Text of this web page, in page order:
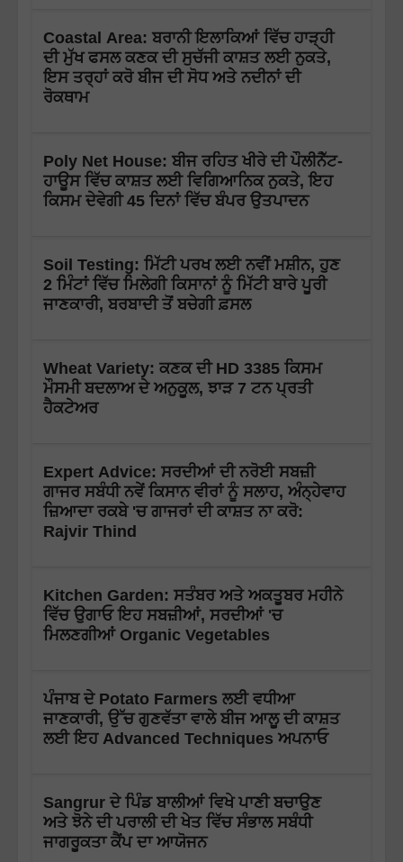
Coastal Area: ਬਰਾਨੀ ਇਲਾਕਿਆਂ ਵਿੱਚ ਹਾੜ੍ਹੀ
ਦੀ ਮੁੱਖ ਫਸਲ ਕਣਕ ਦੀ ਸੁਚੱਜੀ ਕਾਸ਼ਤ ਲਈ ਨੁਕਤੇ,
ਇਸ ਤਰ੍ਹਾਂ ਕਰੋ ਬੀਜ ਦੀ ਸੋਧ ਅਤੇ ਨਦੀਨਾਂ ਦੀ
ਰੋਕਥਾਮ
Poly Net House: ਬੀਜ ਰਹਿਤ ਖੀਰੇ ਦੀ ਪੌਲੀਨੈੱਟ-
ਹਾਊਸ ਵਿੱਚ ਕਾਸ਼ਤ ਲਈ ਵਿਗਿਆਨਿਕ ਨੁਕਤੇ, ਇਹ
ਕਿਸਮ ਦੇਵੇਗੀ 45 ਦਿਨਾਂ ਵਿੱਚ ਬੰਪਰ ਉਤਪਾਦਨ
Soil Testing: ਮਿੱਟੀ ਪਰਖ ਲਈ ਨਵੀਂ ਮਸ਼ੀਨ, ਹੁਣ
2 ਮਿੰਟਾਂ ਵਿੱਚ ਮਿਲੇਗੀ ਕਿਸਾਨਾਂ ਨੂੰ ਮਿੱਟੀ ਬਾਰੇ ਪੂਰੀ
ਜਾਣਕਾਰੀ, ਬਰਬਾਦੀ ਤੋਂ ਬਚੇਗੀ ਫ਼ਸਲ
Wheat Variety: ਕਣਕ ਦੀ HD 3385 ਕਿਸਮ
ਮੌਸਮੀ ਬਦਲਾਅ ਦੇ ਅਨੁਕੂਲ, ਝਾੜ 7 ਟਨ ਪ੍ਰਤੀ
ਹੈਕਟੇਅਰ
Expert Advice: ਸਰਦੀਆਂ ਦੀ ਨਰੋਈ ਸਬਜ਼ੀ
ਗਾਜਰ ਸਬੰਧੀ ਨਵੇਂ ਕਿਸਾਨ ਵੀਰਾਂ ਨੂੰ ਸਲਾਹ, ਅੰਨ੍ਹੇਵਾਹ
ਜ਼ਿਆਦਾ ਰਕਬੇ 'ਚ ਗਾਜਰਾਂ ਦੀ ਕਾਸ਼ਤ ਨਾ ਕਰੋ:
Rajvir Thind
Kitchen Garden: ਸਤੰਬਰ ਅਤੇ ਅਕਤੂਬਰ ਮਹੀਨੇ
ਵਿੱਚ ਉਗਾਓ ਇਹ ਸਬਜ਼ੀਆਂ, ਸਰਦੀਆਂ 'ਚ
ਮਿਲਣਗੀਆਂ Organic Vegetables
ਪੰਜਾਬ ਦੇ Potato Farmers ਲਈ ਵਧੀਆ
ਜਾਣਕਾਰੀ, ਉੱਚ ਗੁਣਵੱਤਾ ਵਾਲੇ ਬੀਜ ਆਲੂ ਦੀ ਕਾਸ਼ਤ
ਲਈ ਇਹ Advanced Techniques ਅਪਨਾਓ
Sangrur ਦੇ ਪਿੰਡ ਬਾਲੀਆਂ ਵਿਖੇ ਪਾਣੀ ਬਚਾਉਣ
ਅਤੇ ਝੋਨੇ ਦੀ ਪਰਾਲੀ ਦੀ ਖੇਤ ਵਿੱਚ ਸੰਭਾਲ ਸਬੰਧੀ
ਜਾਗਰੂਕਤਾ ਕੈਂਪ ਦਾ ਆਯੋਜਨ